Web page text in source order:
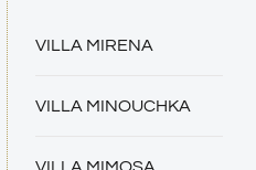
VILLA MIRENA
VILLA MINOUCHKA